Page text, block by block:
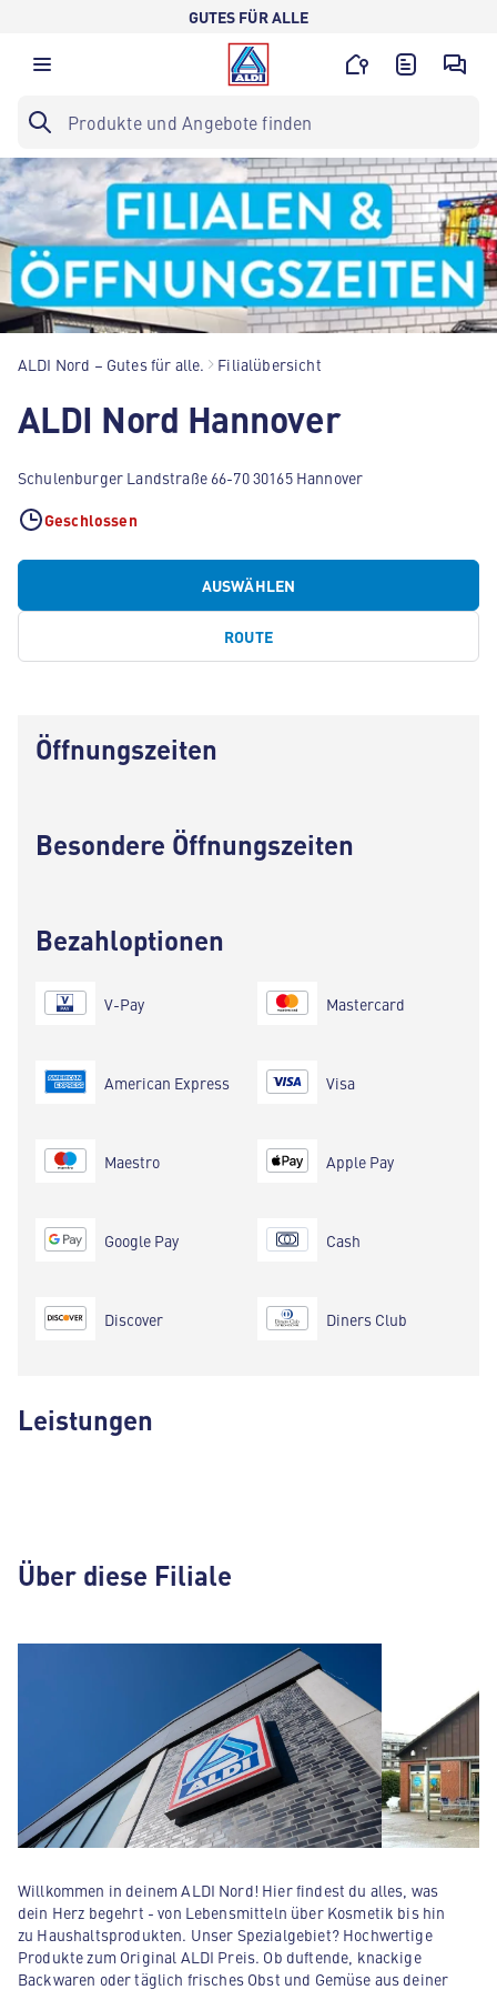
GUTES FÜR ALLE
ALDI Nord – Gutes für alle. Filialübersicht
ALDI Nord Hannover
Schulenburger Landstraße 66-70 30165 Hannover
Geschlossen
AUSWÄHLEN
ROUTE
Öffnungszeiten
Besondere Öffnungszeiten
Bezahloptionen
V-Pay
American Express
Maestro
Google Pay
Discover
Mastercard
Visa
Apple Pay
Cash
Diners Club
Leistungen
Über diese Filiale
Willkommen in deinem ALDI Nord! Hier findest du alles, was
dein Herz begehrt - von Lebensmitteln über Kosmetik bis hin
zu Haushaltsprodukten. Unser Spezialgebiet? Hochwertige
Produkte zum Original ALDI Preis. Ob duftende, knackige
Backwaren oder täglich frisches Obst und Gemüse aus deiner